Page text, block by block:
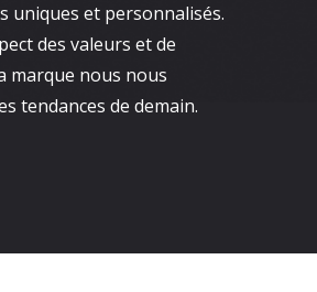
uniques et personnalisés.
des valeurs et de
marque nous nous
tendances de demain.